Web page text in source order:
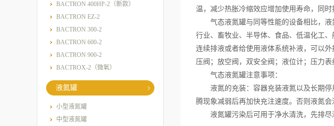
BACTRON 400HP-2（新款）
BACTRON EZ-2
BACTRON 300-2
BACTRON 600-2
BACTRON 900-2
BACTROX-2（微氧）
液氮罐
小型液氮罐
中型液氮罐
温，减少热胀冷缩效应增加使用寿命，同时
气态液氮罐与同等性能的设备相比，液
行业、畜牧业、半导体、食品、低温化工
连续排液或者给使用液体系统补液，可以
压阀；放空阀，双安全阀；液位计；压力
气态液氮罐注意事项：
液氮的充装：容器充装液氮以及长期停
腾现象减弱后再加快充注速度。否则液氮
液氮罐污染后可用于净水清洗，先排尽